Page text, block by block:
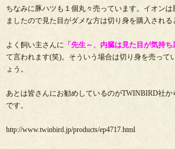
ちなみに豚ハツも１個丸々売っています。イオン
ましたので見た目がダメな方は切り身を購入される
よく飼い主さんに 「先生～、内臓は見た目が気持
て言われます(笑)。そういう場合は切り身を売って
ょう。
あとは皆さんにお勧めしているのがTWINBIRD社か
です。
http://www.twinbird.jp/products/ep4717.html